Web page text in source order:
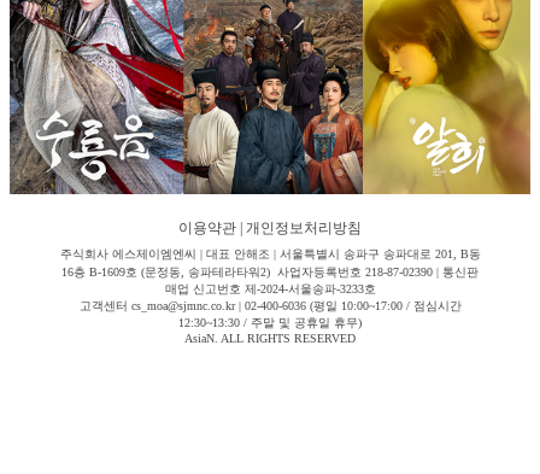
이용약관 개인정보처리방침
주식회사 에스제이엠엔씨 | 대표 안해조 | 서울특별시 송파구 송파대로 201, B동
16층 B-1609호 (문정동, 송파테라타워2) 사업자등록번호 218-87-02390 | 통신판
매업 신고번호 제-2024-서울송파-3233호
고객센터 cs_moa@sjmnc.co.kr | 02-400-6036 (평일 10:00~17:00 / 점심시간
12:30~13:30 / 주말 및 공휴일 휴무)
AsiaN. ALL RIGHTS RESERVED